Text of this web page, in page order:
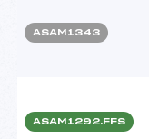
ASAM1343
ASAM1292.FFS